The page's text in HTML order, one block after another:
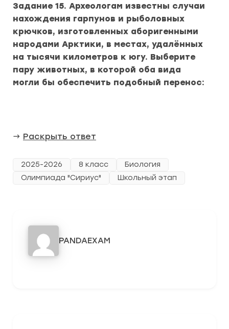
Задание 15. Археологам известны случаи
нахождения гарпунов и рыболовных
крючков, изготовленных аборигенными
народами Арктики, в местах, удалённых
на тысячи километров к югу. Выберите
пару животных, в которой оба вида
могли бы обеспечить подобный перенос:
→ Раскрыть ответ
2025-2026 8 класс
Биология
Олимпиада "Сириус"
Школьный этап
PANDAEXAM